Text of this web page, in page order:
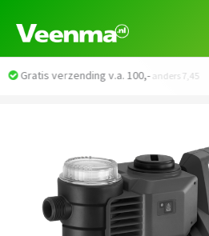
Veilig betalen met